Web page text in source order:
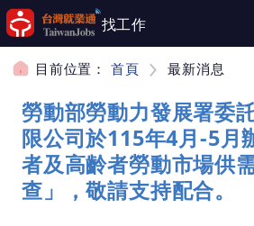
跳到主要內容
找工作
目前位置： 首頁 最新消息
勞動部勞動力發展署委
限公司於115年4月-5月
者及高齡者勞動市場供
查」，敬請支持配合。